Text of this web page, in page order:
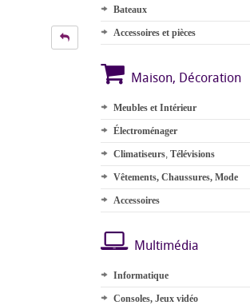
Bateaux
Accessoires et pièces
Maison, Décoration
Meubles et Intérieur
Électroménager
Climatiseurs, Télévisions
Vêtements, Chaussures, Mode
Accessoires
Multimédia
Informatique
Consoles, Jeux vidéo